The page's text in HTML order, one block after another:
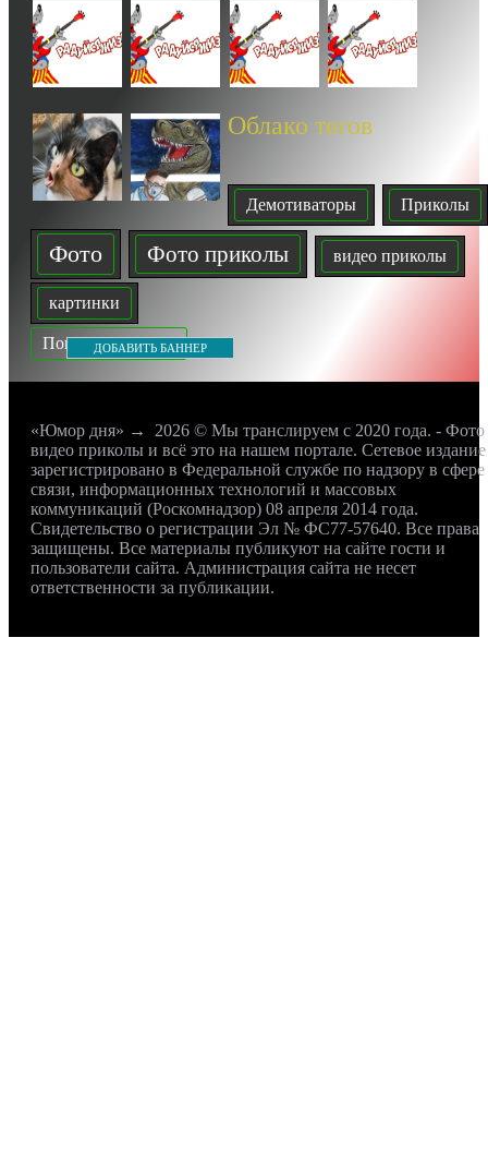
Облако тегов
Демотиваторы Приколы
Фото Фото приколы видео приколы
картинки
Показать все теги
ДОБАВИТЬ БАННЕР
«Юмор дня» → 2026 © Мы транслируем с 2020 года. -
видео приколы и всё это на нашем портале. Сетевое издание
зарегистрировано в Федеральной службе по надзору в сфере
связи, информационных технологий и массовых
коммуникаций (Роскомнадзор) 08 апреля 2014 года.
Свидетельство о регистрации Эл № ФС77-57640. Все права
защищены. Все материалы публикуют на сайте гости и
пользователи сайта. Администрация сайта не несет
ответственности за публикации.